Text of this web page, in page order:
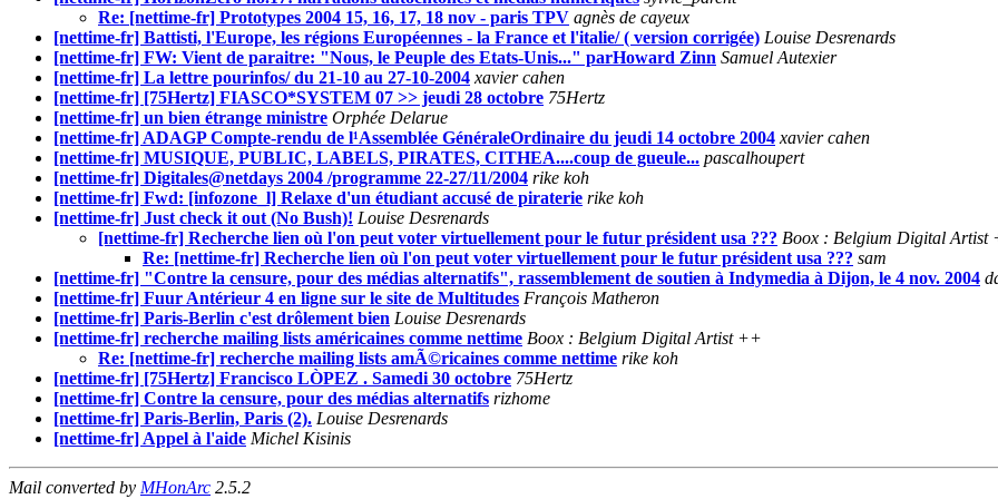
Re: [nettime-fr] Prototypes 2004 15, 16, 17, 18 nov - paris TPV agnès de cayeux
[nettime-fr] Battisti, l'Europe, les régions Européennes - la France et l'italie/ ( version corrigée) Louise Desrenards
[nettime-fr] FW: Vient de paraitre: "Nous, le Peuple des Etats-Unis..." parHoward Zinn Samuel Autexier
[nettime-fr] La lettre pourinfos/ du 21-10 au 27-10-2004 xavier cahen
[nettime-fr] [75Hertz] FIASCO*SYSTEM 07 >> jeudi 28 octobre 75Hertz
[nettime-fr] un bien étrange ministre Orphée Delarue
[nettime-fr] ADAGP Compte-rendu de l¹Assemblée GénéraleOrdinaire du jeudi 14 octobre 2004 xavier cahen
[nettime-fr] MUSIQUE, PUBLIC, LABELS, PIRATES, CITHEA....coup de gueule... pascalhoupert
[nettime-fr] Digitales@netdays 2004 /programme 22-27/11/2004 rike koh
[nettime-fr] Fwd: [infozone_l] Relaxe d'un étudiant accusé de piraterie rike koh
[nettime-fr] Just check it out (No Bush)! Louise Desrenards
[nettime-fr] Recherche lien où l'on peut voter virtuellement pour le futur président usa ??? Boox : Belgium Digital Artist
Re: [nettime-fr] Recherche lien où l'on peut voter virtuellement pour le futur président usa ??? sam
[nettime-fr] "Contre la censure, pour des médias alternatifs", rassemblement de soutien à Indymedia à Dijon, le 4 nov. 2004
[nettime-fr] Fuur Antérieur 4 en ligne sur le site de Multitudes François Matheron
[nettime-fr] Paris-Berlin c'est drôlement bien Louise Desrenards
[nettime-fr] recherche mailing lists américaines comme nettime Boox : Belgium Digital Artist ++
Re: [nettime-fr] recherche mailing lists amÃ©ricaines comme nettime rike koh
[nettime-fr] [75Hertz] Francisco LÒPEZ . Samedi 30 octobre 75Hertz
[nettime-fr] Contre la censure, pour des médias alternatifs rizhome
[nettime-fr] Paris-Berlin, Paris (2). Louise Desrenards
[nettime-fr] Appel à l'aide Michel Kisinis
Mail converted by MHonArc 2.5.2